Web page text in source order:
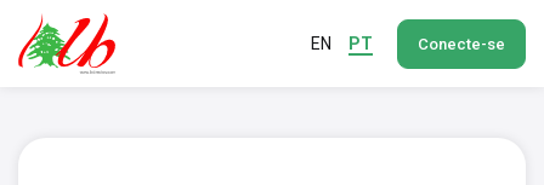
EN PT Conecte-se